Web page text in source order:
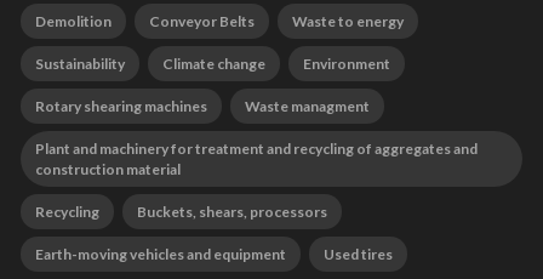
Demolition Conveyor Belts Waste to energy
Sustainability Climate change Environment
Rotary shearing machines Waste managment
Plant and machinery for treatment and recycling of aggregates and
construction material
Recycling Buckets, shears, processors
Earth-moving vehicles and equipment Used tires